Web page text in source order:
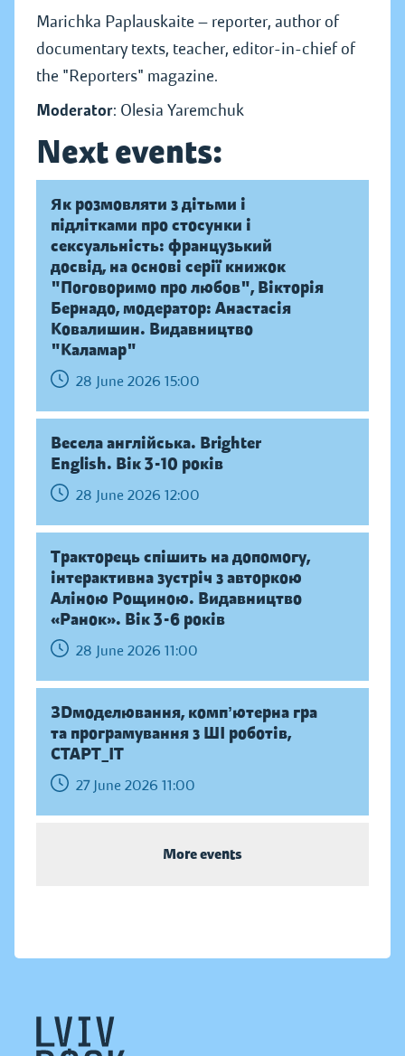
Marichka Paplauskaite — reporter, author of
documentary texts, teacher, editor-in-chief of
the "Reporters" magazine.
Moderator: Olesia Yaremchuk
Next events:
Як розмовляти з дітьми і
підлітками про стосунки і
сексуальність: французький
досвід, на основі серії книжок
"Поговоримо про любов", Вікторія
Бернадо, модератор: Анастасія
Ковалишин. Видавництво
"Каламар"
28 June 2026 15:00
Весела англійська. Brighter
English. Вік 3-10 років
28 June 2026 12:00
Тракторець спішить на допомогу,
інтерактивна зустріч з авторкою
Аліною Рощиною. Видавництво
«Ранок». Вік 3-6 років
28 June 2026 11:00
ЗDмоделювання, компʼютерна гра
та програмування з ШІ роботів,
СТАРТ_ІТ
27 June 2026 11:00
More events